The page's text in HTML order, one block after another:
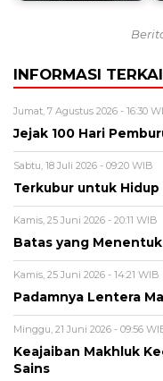
INFORMASI
Jumat, 7 Agustus 2026 - 16:30
Jejak 100 Hari
Sabtu, 18 Juli 2026 - 09:20 WIB
Terkubur untuk Hidup
Kamis, 25 Juni 2026 - 20:11 WIB
Batas yang
Kamis, 25 Juni 2026 - 14:21 WIB
Padamnya Lentera
Minggu, 21 Juni 2026 - 09:56
Keajaiban Makhluk
Sains